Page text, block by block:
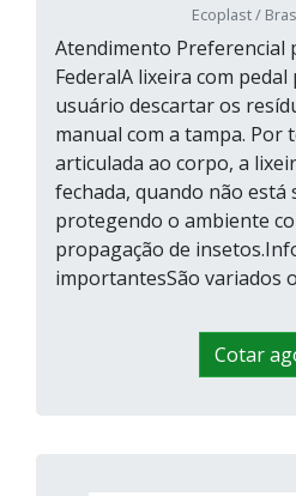
Ecoplast /
Atendimento Preferencial
FederalA lixeira com
usuário descartar os
manual com a tampa. Por
articulada ao corpo, a
fechada, quando não está
protegendo o ambiente
propagação de
importantesSão variados
Cotar